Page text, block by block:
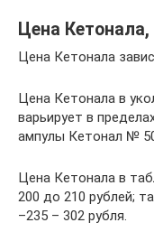
Цена Кетонала,
Цена Кетонала
Цена Кетонала в
варьирует в
ампулы Кетонал №
Цена Кетонала в
200 до 210 рублей;
–235 – 302 рубля.